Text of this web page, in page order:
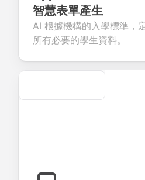
about
products or
seamless
account
creation.
智慧表單產生
AI 根據機構的入學標準，
所有必要的學生資料。
Secure